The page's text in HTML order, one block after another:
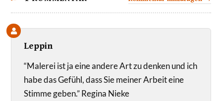
Leppin
“Malerei ist ja eine andere Art zu denken und ich
habe das Gefühl, dass Sie meiner Arbeit eine
Stimme geben.” Regina Nieke